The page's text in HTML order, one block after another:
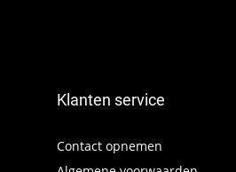
Klanten service
Contact opnemen